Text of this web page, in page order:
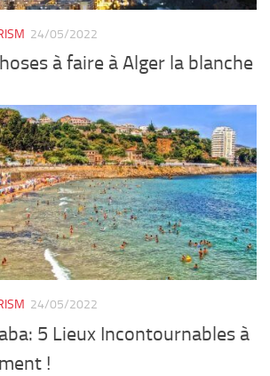
24/05/2022
à faire à Alger la blanche
24/05/2022
5 Lieux Incontournables à
!